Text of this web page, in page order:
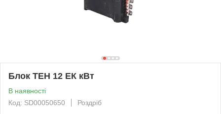
Блок ТЕН 12 ЕК кВт
В наявності
Код: SD00050650
Роздріб